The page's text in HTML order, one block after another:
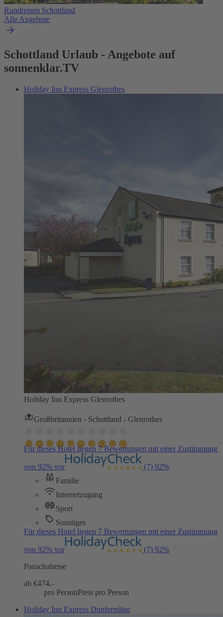
Rundreisen Schottland
Alle Angebote
Schottland Urlaub - Angebote auf
sonnenklar.TV
Holiday Inn Express Glenrothes
Holiday Inn Express Glenrothes
Großbritannien - Schottland - Glenrothes
Für dieses Hotel liegen 7 Bewertungen mit einer Zustimmung
von 92% vor (7) 92%
Familie
Internetzugang
Sport
Sonstiges
Für dieses Hotel liegen 7 Bewertungen mit einer Zustimmung
von 92% vor (7) 92%
Pauschalreise
ab €474,-
pro PersonPreis pro Person
Holiday Inn Express Dunfermline